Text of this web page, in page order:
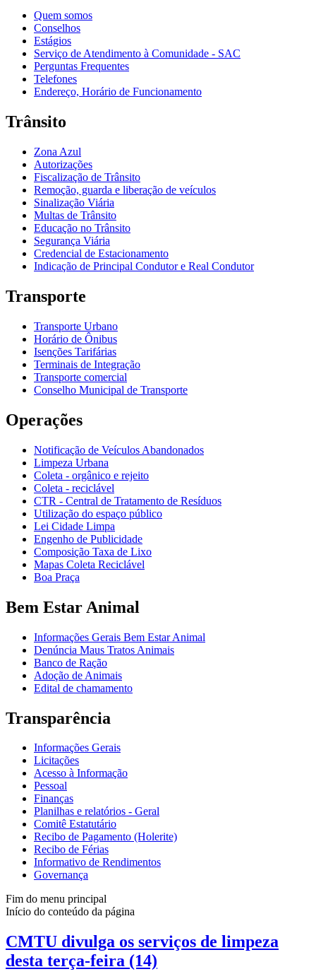
Quem somos
Conselhos
Estágios
Serviço de Atendimento à Comunidade - SAC
Perguntas Frequentes
Telefones
Endereço, Horário de Funcionamento
Trânsito
Zona Azul
Autorizações
Fiscalização de Trânsito
Remoção, guarda e liberação de veículos
Sinalização Viária
Multas de Trânsito
Educação no Trânsito
Segurança Viária
Credencial de Estacionamento
Indicação de Principal Condutor e Real Condutor
Transporte
Transporte Urbano
Horário de Ônibus
Isenções Tarifárias
Terminais de Integração
Transporte comercial
Conselho Municipal de Transporte
Operações
Notificação de Veículos Abandonados
Limpeza Urbana
Coleta - orgânico e rejeito
Coleta - reciclável
CTR - Central de Tratamento de Resíduos
Utilização do espaço público
Lei Cidade Limpa
Engenho de Publicidade
Composição Taxa de Lixo
Mapas Coleta Reciclável
Boa Praça
Bem Estar Animal
Informações Gerais Bem Estar Animal
Denúncia Maus Tratos Animais
Banco de Ração
Adoção de Animais
Edital de chamamento
Transparência
Informações Gerais
Licitações
Acesso à Informação
Pessoal
Finanças
Planilhas e relatórios - Geral
Comitê Estatutário
Recibo de Pagamento (Holerite)
Recibo de Férias
Informativo de Rendimentos
Governança
Fim do menu principal
Início do conteúdo da página
CMTU divulga os serviços de limpeza
desta terça-feira (14)